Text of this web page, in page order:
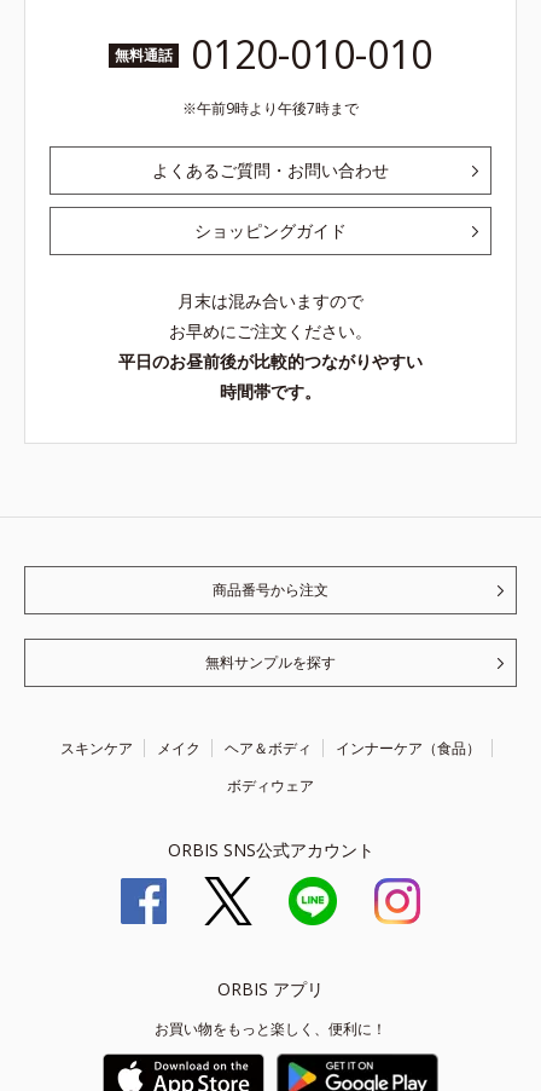
無料通話 0120-010-010
午前9時より午後7時まで
よくあるご質問・お問い合わせ
ショッピングガイド
月末は混み合いますので
お早めにご注文ください。
平日のお昼前後が比較的つながりやすい
時間帯です。
商品番号から注文
無料サンプルを探す
スキンケア メイク ヘア＆ボディ
インナーケア（食品）
ボディウェア
ORBIS SNS公式アカウント
ORBIS アプリ
お買い物をもっと楽しく、便利に！